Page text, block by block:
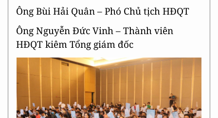
Ông Bùi Hải Quân – Phó Chủ tịch HĐQT
Ông Nguyễn Đức Vinh – Thành viên
HĐQT kiêm Tổng giám đốc